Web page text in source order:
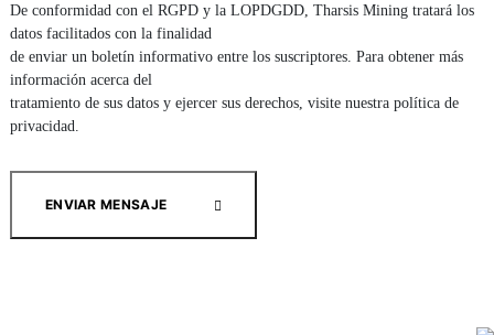
De conformidad con el RGPD y la LOPDGDD, Tharsis Mining tratará los
datos facilitados con la finalidad
de enviar un boletín informativo entre los suscriptores. Para obtener más
información acerca del
tratamiento de sus datos y ejercer sus derechos, visite nuestra política de
privacidad.
ENVIAR MENSAJE